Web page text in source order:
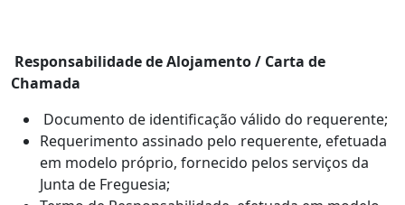
Responsabilidade de Alojamento / Carta de
Chamada
Documento de identificação válido do requerente;
Requerimento assinado pelo requerente, efetuada
em modelo próprio, fornecido pelos serviços da
Junta de Freguesia;